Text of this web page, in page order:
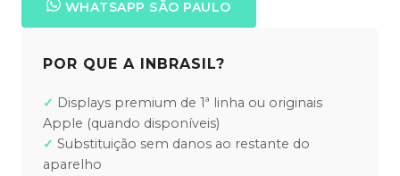
WHATSAPP SÃO PAULO
POR QUE A INBRASIL?
Displays premium de 1ª linha ou originais
Apple (quando disponíveis)
Substituição sem danos ao restante do
aparelho